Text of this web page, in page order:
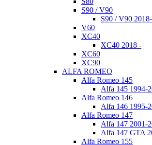
S90 / V90
S90 / V90 2018-
V60
XC40
XC40 2018 -
XC60
XC90
ALFA ROMEO
Alfa Romeo 145
Alfa 145 1994-
Alfa Romeo 146
Alfa 146 1995-
Alfa Romeo 147
Alfa 147 2001-
Alfa 147 GTA
Alfa Romeo 155